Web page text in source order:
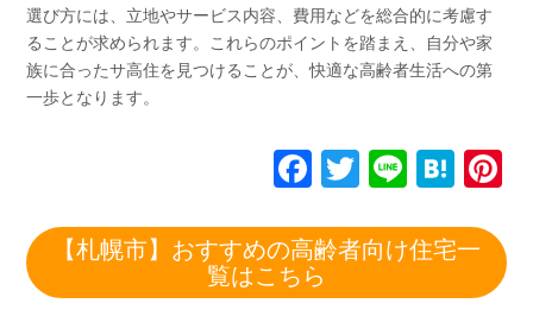
選び方には、立地やサービス内容、費用などを総合的に考慮す
ることが求められます。これらのポイントを踏まえ、自分や家
族に合ったサ高住を見つけることが、快適な高齢者生活への第
一歩となります。
F
c
e
T
tt
Li
e
H
e
e
【札幌市】おすすめの高齢者向け住宅一
覧はこちら